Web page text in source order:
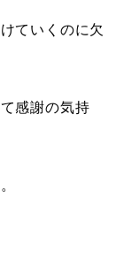
ていくのに欠
感謝の気持